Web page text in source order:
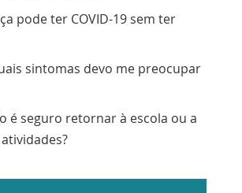
pode ter COVID-19 sem ter
sintomas devo me preocupar
é seguro retornar à escola ou a